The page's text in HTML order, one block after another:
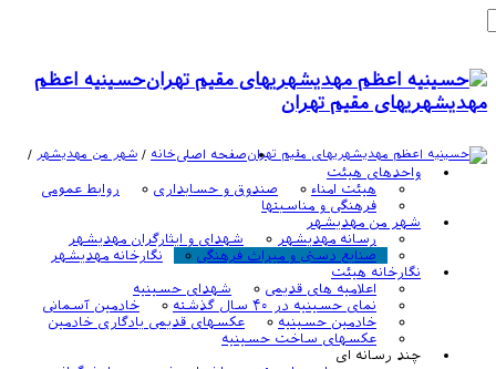
حسینیه اعظم
مهدیشهریهای مقیم تهران
صفحه اصلی
واحدهای هیئت
هیئت امناء
صندوق و حسابداری
روابط عمومی
فرهنگی و مناسبتها
شهر من مهدیشهر
رسانه مهدیشهر
شهدای و ایثارگران مهدیشهر
صنایع دستی و میراث فرهنگی
نگارخانه مهدیشهر
نگارخانه هیئت
اعلامیه های قدیمی
شهدای حسینیه
نمای حسینیه در ۴۰ سال گذشته
خادمین آسمانی
خادمین حسینیه
عکسهای قدیمی یادگاری خادمین
عکسهای ساخت حسینیه
چند رسانه ای
خانه / شهر من مهديشهر /